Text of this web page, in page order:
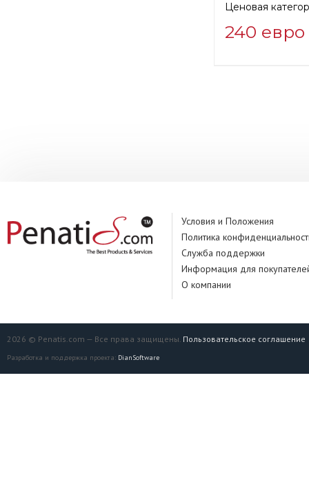
Ценовая
240 евро
Условия и Положения
Политика
Служба поддержки
Информация для
О компании
2026 © Penatis.com — Все права защищены. Пользовательское соглашение
Разработка и поддержка проекта: DianSoftware